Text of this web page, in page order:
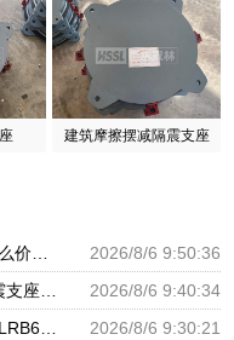
建筑摩擦摆减隔震支座
2026/8/6 9:50:36
2026/8/6 9:40:34
2026/8/6 9:30:21